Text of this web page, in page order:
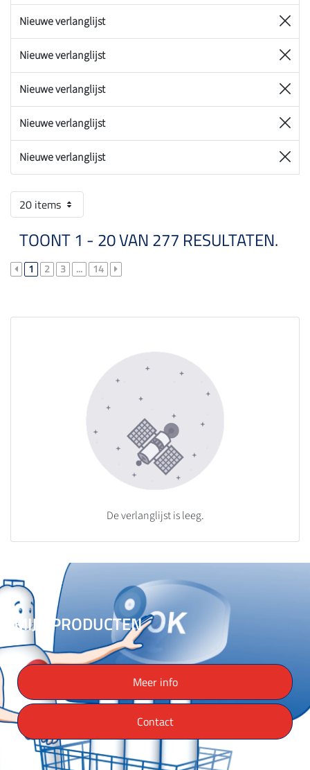
Nieuwe verlanglijst
Nieuwe verlanglijst
Nieuwe verlanglijst
Nieuwe verlanglijst
Nieuwe verlanglijst
20 items
TOONT 1 - 20 VAN 277 RESULTATEN.
1 2 3 ... 14
De verlanglijst is leeg.
MIJN PRODUCTEN
Meer info
Contact